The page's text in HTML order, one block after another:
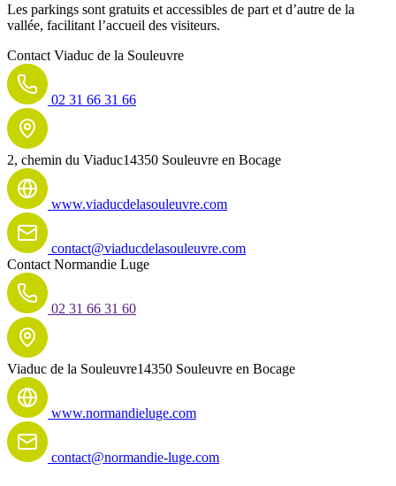
Les parkings sont gratuits et accessibles de part et d’autre de la
vallée, facilitant l’accueil des visiteurs.
Contact Viaduc de la Souleuvre
02 31 66 31 66
2, chemin du Viaduc14350 Souleuvre en Bocage
www.viaducdelasouleuvre.com
contact@viaducdelasouleuvre.com
Contact Normandie Luge
02 31 66 31 60
Viaduc de la Souleuvre14350 Souleuvre en Bocage
www.normandieluge.com
contact@normandie-luge.com